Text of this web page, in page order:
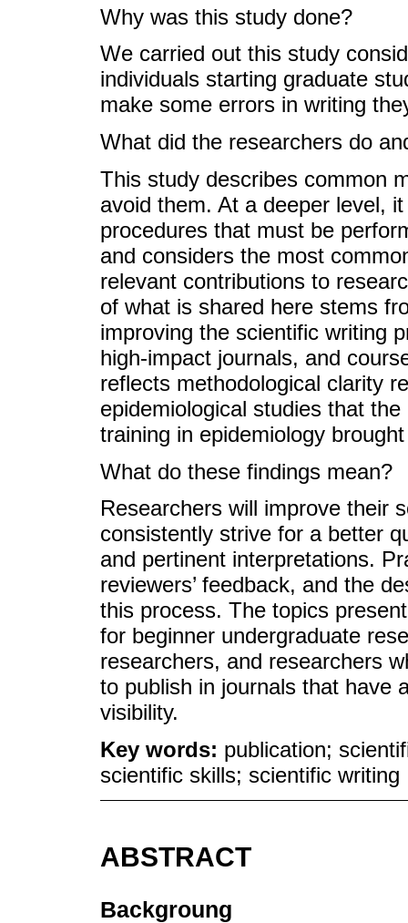
Why was this study done?
We carried out this study
individuals starting graduate
make some errors in writing
What did the researchers do
This study describes common
avoid them. At a deeper level,
procedures that must be
and considers the most
relevant contributions to
of what is shared here stems
improving the scientific writing
high-impact journals, and
reflects methodological clarity
epidemiological studies that
training in epidemiology
What do these findings mean?
Researchers will improve their
consistently strive for a better
and pertinent interpretations.
reviewers’ feedback, and the
this process. The topics
for beginner undergraduate
researchers, and researchers
to publish in journals that have
visibility.
Key words: publication;
scientific skills; scientific writing
ABSTRACT
Backgroung